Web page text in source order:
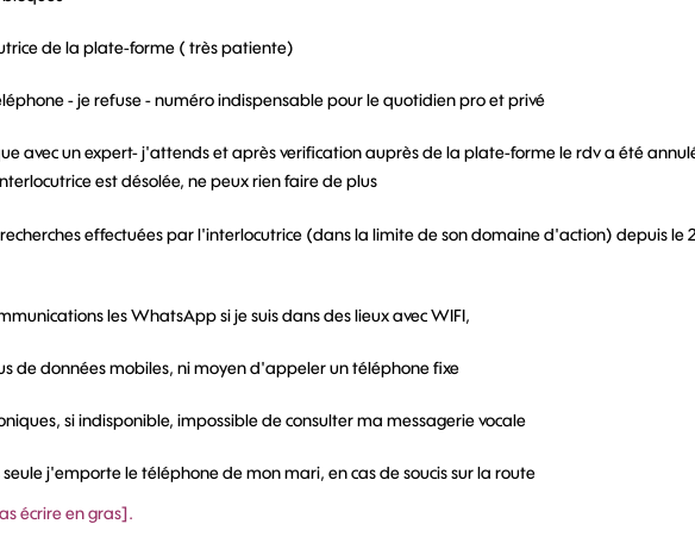
de la plate-forme ( très patiente)
- je refuse - numéro indispensable pour le quotidien pro et privé
avec un expert- j'attends et après verification auprès de la plate-forme le rdv a été
est désolée, ne peux rien faire de plus
effectuées par l'interlocutrice (dans la limite de son domaine d'action) depuis le
les WhatsApp si je suis dans des lieux avec WIFI,
de données mobiles, ni moyen d'appeler un téléphone fixe
si indisponible, impossible de consulter ma messagerie vocale
j'emporte le téléphone de mon mari, en cas de soucis sur la route
écrire en gras].